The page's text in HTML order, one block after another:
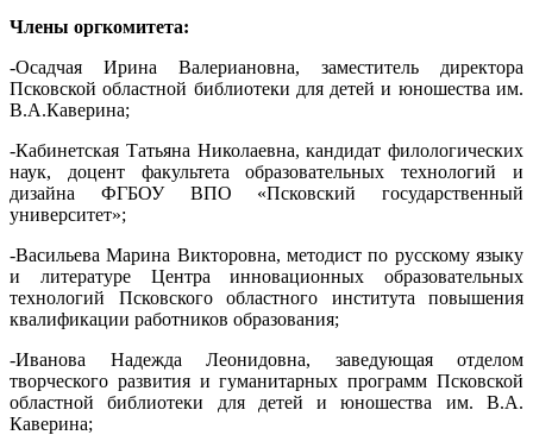
Члены оргкомитета:
-Осадчая Ирина Валериановна, заместитель директора
Псковской областной библиотеки для детей и юношества им.
В.А.Каверина;
-Кабинетская Татьяна Николаевна, кандидат филологических
наук, доцент факультета образовательных технологий и
дизайна ФГБОУ ВПО «Псковский государственный
университет»;
-Васильева Марина Викторовна, методист по русскому языку
и литературе Центра инновационных образовательных
технологий Псковского областного института повышения
квалификации работников образования;
-Иванова Надежда Леонидовна, заведующая отделом
творческого развития и гуманитарных программ Псковской
областной библиотеки для детей и юношества им. В.А.
Каверина;